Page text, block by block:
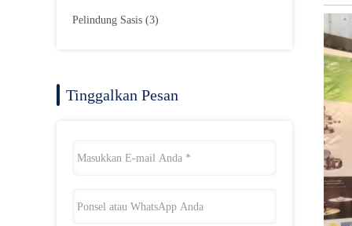
Pelindung Sasis (3)
Tinggalkan Pesan